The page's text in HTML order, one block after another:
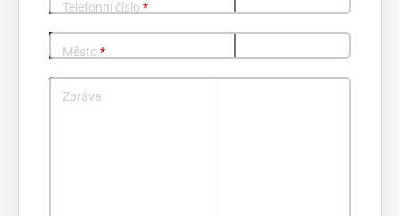
Telefonní číslo *
Město *
Zpráva